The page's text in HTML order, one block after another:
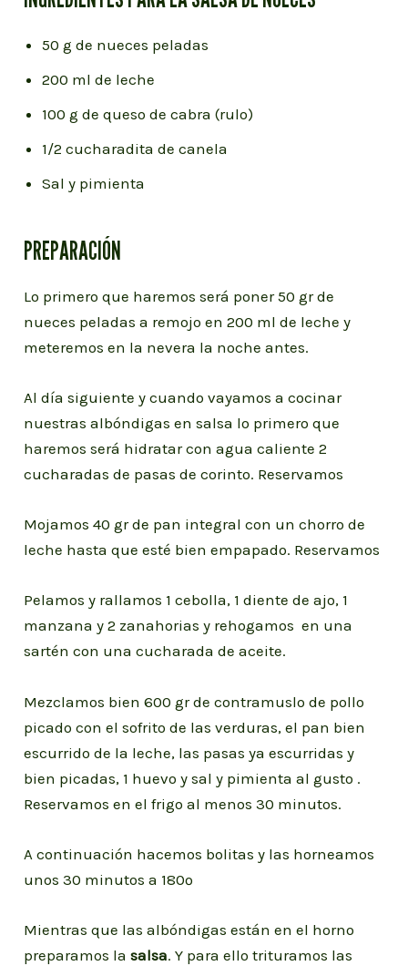
50 g de nueces peladas
200 ml de leche
100 g de queso de cabra (rulo)
1/2 cucharadita de canela
Sal y pimienta
PREPARACIÓN
Lo primero que haremos será poner 50 gr de
nueces peladas a remojo en 200 ml de leche y
meteremos en la nevera la noche antes.
Al día siguiente y cuando vayamos a cocinar
nuestras albóndigas en salsa lo primero que
haremos será hidratar con agua caliente 2
cucharadas de pasas de corinto. Reservamos
Mojamos 40 gr de pan integral con un chorro de
leche hasta que esté bien empapado. Reservamos
Pelamos y rallamos 1 cebolla, 1 diente de ajo, 1
manzana y 2 zanahorias y rehogamos en una
sartén con una cucharada de aceite.
Mezclamos bien 600 gr de contramuslo de pollo
picado con el sofrito de las verduras, el pan bien
escurrido de la leche, las pasas ya escurridas y
bien picadas, 1 huevo y sal y pimienta al gusto .
Reservamos en el frigo al menos 30 minutos.
A continuación hacemos bolitas y las horneamos
unos 30 minutos a 180º
Mientras que las albóndigas están en el horno
preparamos lasalsa. Y para ello trituramos las